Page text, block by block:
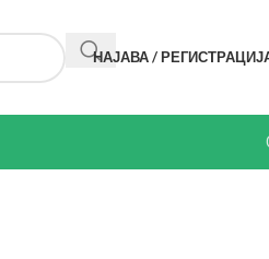
НАЈАВА /